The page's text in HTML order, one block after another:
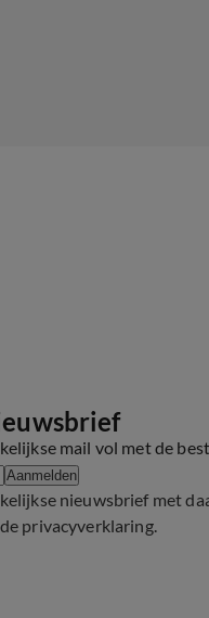
mail vol met de
Aanmelden
nieuwsbrief met
privacyverklaring.